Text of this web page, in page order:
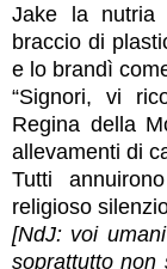
Jake la nutria
braccio di
e lo brandì
“Signori, vi
Regina della
allevamenti di
Tutti
religioso
[NdJ: voi
soprattutto non